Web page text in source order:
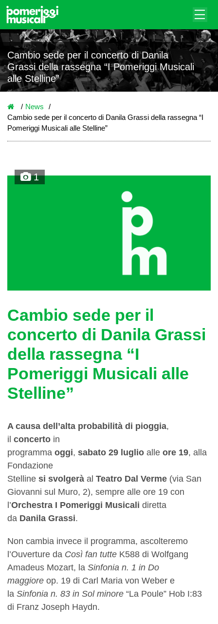
Cambio sede per il concerto di Danila
Grassi della rassegna “I Pomeriggi Musicali
alle Stelline”
News
Cambio sede per il concerto di Danila Grassi della rassegna “I
Pomeriggi Musicali alle Stelline”
1
Cambio sede per il
concerto di Danila Grassi
della rassegna “I
Pomeriggi Musicali alle
Stelline”
A causa dell’alta probabilità di pioggia,
il concerto in
programma oggi, sabato 29 luglio alle ore 19, alla
Fondazione
Stelline si svolgerà al Teatro Dal Verme (via San
Giovanni sul Muro, 2), sempre alle ore 19 con
l’Orchestra I Pomeriggi Musicali diretta
da Danila Grassi.
Non cambia invece il programma, ascolteremo
l’Ouverture da Così fan tutte K588 di Wolfgang
Amadeus Mozart, la Sinfonia n. 1 in Do
maggiore op. 19 di Carl Maria von Weber e
la Sinfonia n. 83 in Sol minore “La Poule” Hob I:83
di Franz Joseph Haydn.